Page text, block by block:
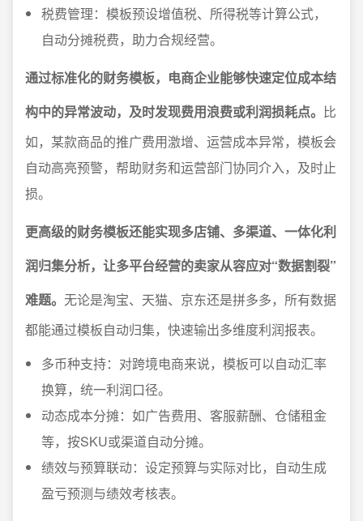
税费管理：模板预设增值税、所得税等计算公式，
自动分摊税费，助力合规经营。
通过标准化的财务模板，电商企业能够快速定位成本结
构中的异常波动，及时发现费用浪费或利润损耗点。 比
如，某款商品的推广费用激增、运营成本异常，模板会
自动高亮预警，帮助财务和运营部门协同介入，及时止
损。
更高级的财务模板还能实现多店铺、多渠道、一体化利
润归集分析，让多平台经营的卖家从容应对“数据割裂”
难题。 无论是淘宝、天猫、京东还是拼多多，所有数据
都能通过模板自动归集，快速输出多维度利润报表。
多币种支持：对跨境电商来说，模板可以自动汇率
换算，统一利润口径。
动态成本分摊：如广告费用、客服薪酬、仓储租金
等，按SKU或渠道自动分摊。
绩效与预算联动：设定预算与实际对比，自动生成
盈亏预测与绩效考核表。